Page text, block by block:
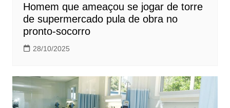
Homem que ameaçou se jogar de torre
de supermercado pula de obra no
pronto-socorro
28/10/2025